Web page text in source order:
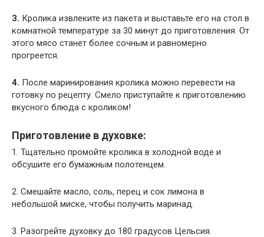
3. Кролика извлеките из пакета и выставьте его на стол в
комнатной температуре за 30 минут до приготовления. От
этого мясо станет более сочным и равномерно
прогреется.
4. После маринирования кролика можно перевести на
готовку по рецепту. Смело приступайте к приготовлению
вкусного блюда с кроликом!
Приготовление в духовке:
1. Тщательно промойте кролика в холодной воде и
обсушите его бумажным полотенцем.
2. Смешайте масло, соль, перец и сок лимона в
небольшой миске, чтобы получить маринад.
3. Разогрейте духовку до 180 градусов Цельсия.